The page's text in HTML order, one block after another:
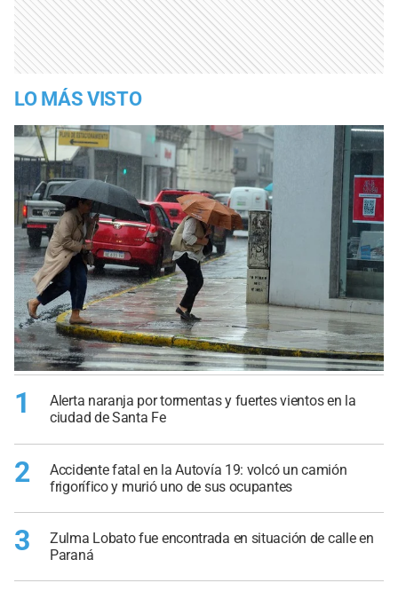
LO MÁS VISTO
1
Alerta naranja por tormentas y fuertes vientos en la
ciudad de Santa Fe
2
Accidente fatal en la Autovía 19: volcó un camión
frigorífico y murió uno de sus ocupantes
3
Zulma Lobato fue encontrada en situación de calle en
Paraná